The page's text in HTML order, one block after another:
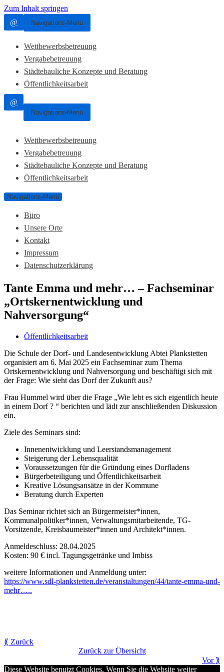
Zum Inhalt springen
@
Navigations-Menü
Wettbewerbsbetreuung
Vergabebetreuung
Städtebauliche Konzepte und Beratung
Öffentlichkeitsarbeit
@
Navigations-Menü
Wettbewerbsbetreuung
Vergabebetreuung
Städtebauliche Konzepte und Beratung
Öffentlichkeitsarbeit
Navigations-Menü
Büro
Unsere Orte
Kontakt
Impressum
Datenschutzerklärung
Tante Emma und mehr… – Fachseminar
„Ortskernentwicklung und
Nahversorgung“
Öffentlichkeitsarbeit
Die Schule der Dorf- und Landesentwicklung Abtei Plankstetten
organisiert am 6. Mai 2025 ein Fachseminar zum Thema
Ortskernentwicklung und Nahversorgung und beschäftigt sich mit
der Frage: Wie sieht das Dorf der Zukunft aus?
Frau Hummel wird über die Frage „Wie lebt es sich eigentlich heute
in einem Dorf ? “ berichten und lädt zur anschließenden Diskussion
ein.
Ziele des Seminars sind:
Innenentwicklung und Leerstandsmanagement
Steigerung der Lebensqualität
Voraussetzungen für die Gründung eines Dorfladens
Bürgerbeteiligung und Öffentlichkeitsarbeit
Kreative Lösungsansätze in der Kommune
Beratung durch Experten
Das Seminar richtet sich an Bürgermeister*innen,
Kommunalpolitiker*innen, Verwaltungsmitarbeitende, TG-
Vorsitzende, Kreisbaumeister*innen und Architekt*innen.
Anmeldeschluss: 28.04.2025
Kosten: 90 € incl. Tagungsgetränke und Imbiss
weitere Informationen und Anmeldung unter:
https://www.sdl-plankstetten.de/veranstaltungen/44/tante-emma-und-
mehr…..
⟪ Zurück
Zurück zur Übersicht
Vor ⟫
Diese Website benutzt Cookies. Wenn Sie die Website weiter